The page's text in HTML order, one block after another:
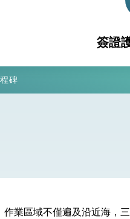
簽證
駐美
國家
碑
告短片，向世界展現台灣守護
護國際秩序
業區域不僅遍及沿近海，